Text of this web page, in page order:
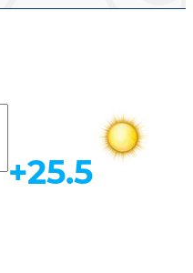
Ob-havo
+25.5